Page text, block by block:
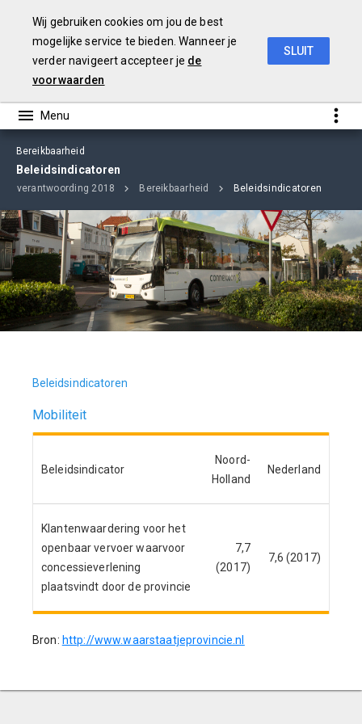
Bereikbaarheid
Beleidsindicatoren
2018 Bereikbaarheid Beleidsindicatoren
Beleidsindicatoren
Mobiliteit
Beleidsindicator
Noord-
Holland
Nederland
Klantenwaardering voor het
openbaar vervoer waarvoor
concessieverlening
plaatsvindt door de provincie
7,7
(2017)
7,6 (2017)
Bron: http://www.waarstaatjeprovincie.nl
Wij gebruiken cookies om jou de best
mogelijke service te bieden. Wanneer je
verder navigeert accepteer je de
voorwaarden
SLUIT